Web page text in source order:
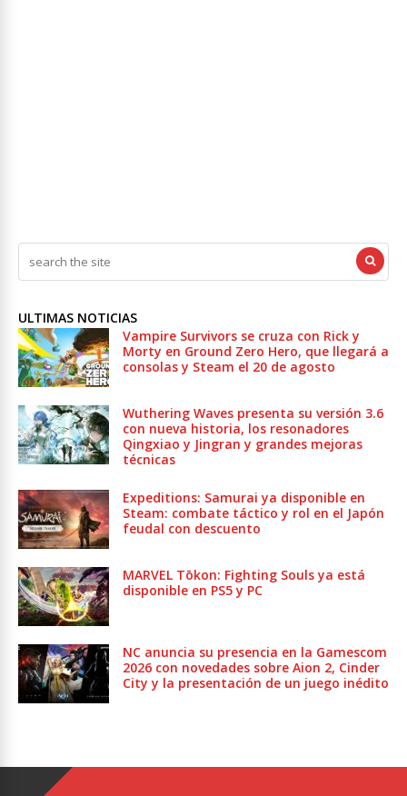
ULTIMAS NOTICIAS
Vampire Survivors se cruza con Rick y
Morty en Ground Zero Hero, que llegará a
consolas y Steam el 20 de agosto
Wuthering Waves presenta su versión 3.6
con nueva historia, los resonadores
Qingxiao y Jingran y grandes mejoras
técnicas
Expeditions: Samurai ya disponible en
Steam: combate táctico y rol en el Japón
feudal con descuento
MARVEL Tōkon: Fighting Souls ya está
disponible en PS5 y PC
NC anuncia su presencia en la Gamescom
2026 con novedades sobre Aion 2, Cinder
City y la presentación de un juego inédito